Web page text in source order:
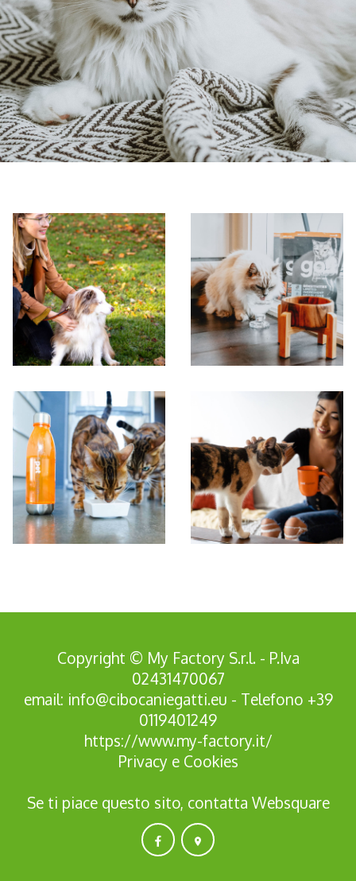
Copyright © My Factory S.r.l. - P.Iva
02431470067
email: info@cibocaniegatti.eu - Telefono +39
0119401249
https://www.my-factory.it/
Privacy e Cookies
Se ti piace questo sito, contatta Websquare